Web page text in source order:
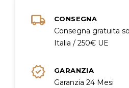
local_shipping CONSEGNA
Consegna gratuita
Italia / 250€ UE
verified GARANZIA
Garanzia 24 Mesi